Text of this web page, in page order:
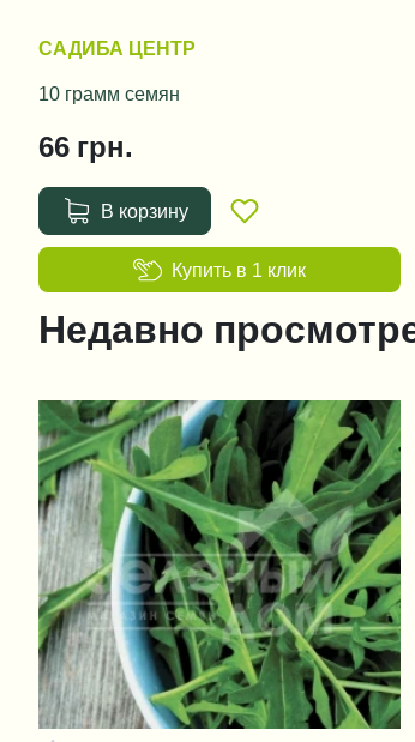
САДИБА ЦЕНТР
10 грамм семян
66 грн.
В корзину
Купить в 1 клик
Недавно